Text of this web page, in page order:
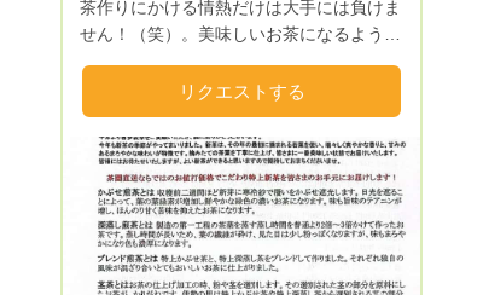
茶作りにかける情熱だけは大手には負けま
せん！（笑）。美味しいお茶になるように
んでます！茶園直送の製造直売ですのでリ
ーズナブルな価格でお手元にお届けしま
す！ ◎お茶に合う、農産物、海産物の販売
も開始しました♪ 是非是非リクエストお待
ちしております
リクエストする